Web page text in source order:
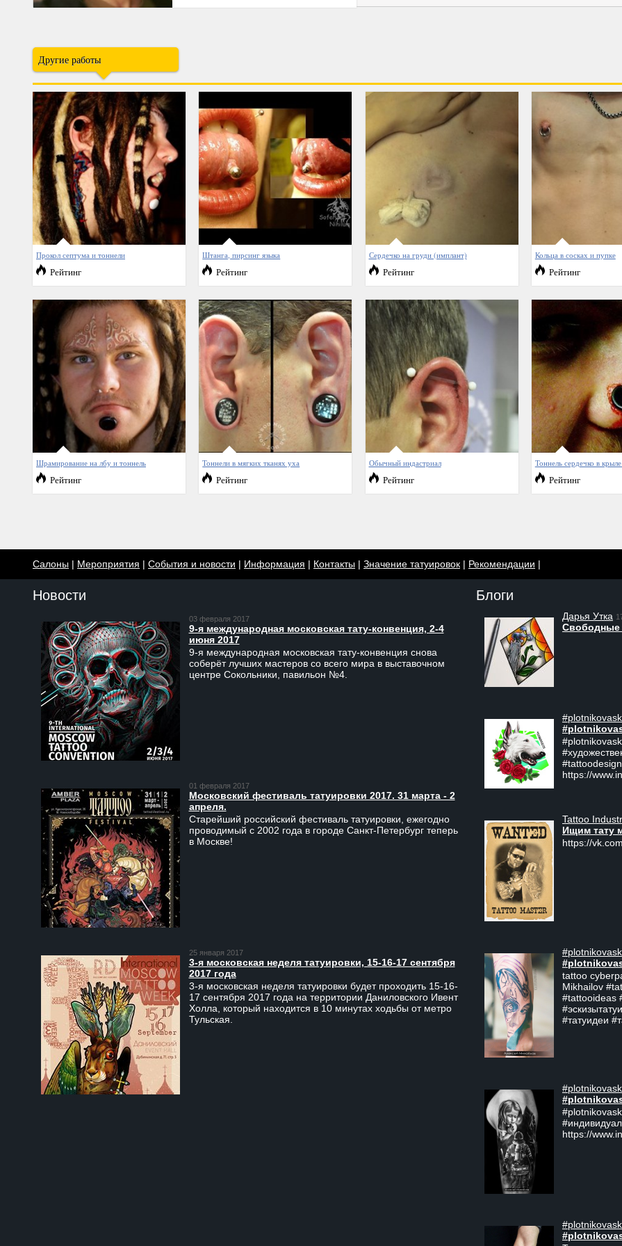
Другие работы
Прокол септума и тоннели
Рейтинг
Штанга, пирсинг языка
Рейтинг
Сердечко на груди (имплант)
Рейтинг
Кольца в сосках и пупке
Рейтинг
Шрамирование на лбу и тоннель
Рейтинг
Тоннели в мягких тканях уха
Рейтинг
Обычный индастриал
Рейтинг
Тоннель сердечко в
Рейтинг
Салоны | Мероприятия | События и новости | Информация | Контакты | Значение татуировок | Рекомендации |
Новости
03 февраля 2017
9-я международная московская тату-конвенция, 2-4
июня 2017
9-я международная московская тату-конвенция снова
соберёт лучших мастеров со всего мира в выставочном
центре Сокольники, павильон №4.
01 февраля 2017
Московский фестиваль татуировки 2017. 31 марта - 2
апреля.
Старейший российский фестиваль татуировки, ежегодно
проводимый с 2002 года в городе Санкт-Петербург теперь
в Москве!
25 января 2017
3-я московская неделя татуировки, 15-16-17 сентября
2017 года
3-я московская неделя татуировки будет проходить 15-16-
17 сентября 2017 года на территории Даниловского Ивент
Холла, который находится в 10 минутах ходьбы от метро
Тульская.
Блоги
Дарья Утка
Свободные
https://
Tattoo
Ищим тату
https://
tattoo
Mikhailov
#tattooideas
#татуидеи
https://